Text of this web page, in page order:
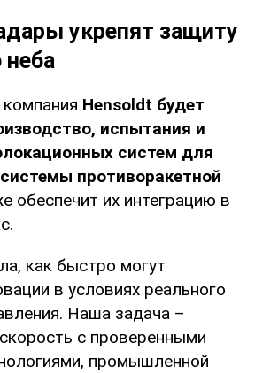
укрепят защиту
неба
Hensoldt будет
испытания и
систем для
противоракетной
обеспечит их интеграцию в
как быстро могут
в условиях реального
Наша задача –
с проверенными
промышленной